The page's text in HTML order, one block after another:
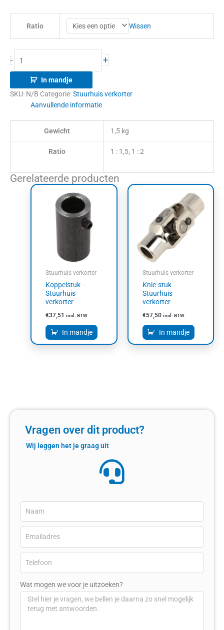
Ratio Wissen
- +
In mandje
SKU: N/B Categorie:Stuurhuis verkorter
Aanvullende informatie
Gewicht 1,5 kg
Ratio 1 : 1,5, 1 : 2
Gerelateerde producten
Stuurhuis verkorter
Koppelstuk –
Stuurhuis
verkorter
€37,51 incl. BTW
In mandje
Stuurhuis verkorter
Knie-stuk –
Stuurhuis
verkorter
€57,50 incl. BTW
In mandje
Vragen over dit product?
Wij leggen het je graag uit
Wat mogen we voor je uitzoeken?